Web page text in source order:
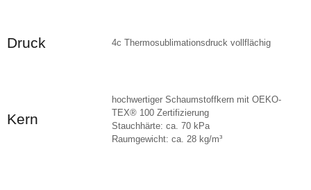
Druck 4c Thermosublimationsdruck vollflächig
Kern
hochwertiger Schaumstoffkern mit OEKO-
TEX® 100 Zertifizierung
Stauchhärte: ca. 70 kPa
Raumgewicht: ca. 28 kg/m³